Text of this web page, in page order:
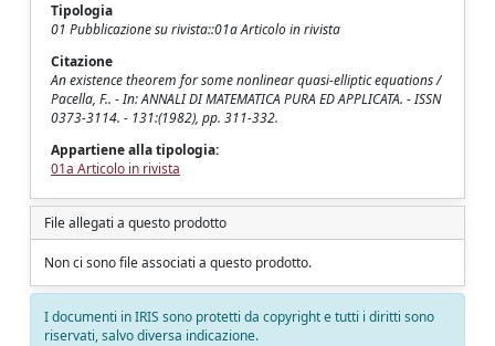
Tipologia
01 Pubblicazione su rivista::01a Articolo in rivista
Citazione
An existence theorem for some nonlinear quasi-elliptic equations /
Pacella, F.. - In: ANNALI DI MATEMATICA PURA ED APPLICATA. - ISSN
0373-3114. - 131:(1982), pp. 311-332.
Appartiene alla tipologia:
01a Articolo in rivista
File allegati a questo prodotto
Non ci sono file associati a questo prodotto.
I documenti in IRIS sono protetti da copyright e tutti i diritti sono
riservati, salvo diversa indicazione.